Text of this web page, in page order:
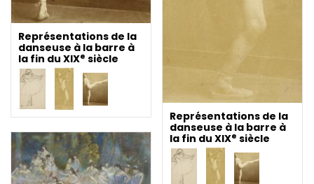
Représentations de la
danseuse à la barre à
la fin du XIXe siècle
Représentations de la
danseuse à la barre à
la fin du XIXe siècle